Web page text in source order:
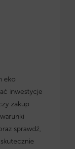
eko
inwestycje
zakup
sprawdź,